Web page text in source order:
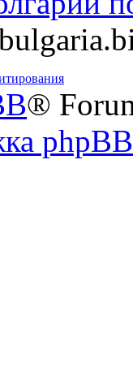
®
phpBB